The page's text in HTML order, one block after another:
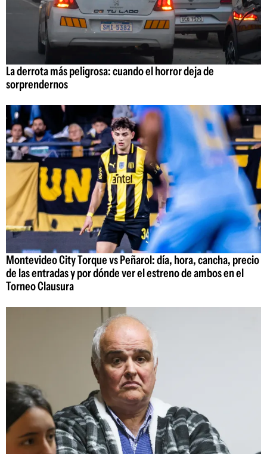
La derrota más peligrosa: cuando el horror deja de
sorprendernos
Montevideo City Torque vs Peñarol: día, hora, cancha, precio
de las entradas y por dónde ver el estreno de ambos en el
Torneo Clausura